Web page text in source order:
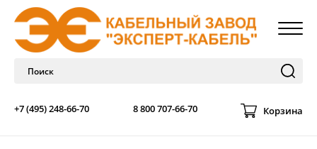
+7 (495) 248-66-70 8 800 707-66-70 Корзина